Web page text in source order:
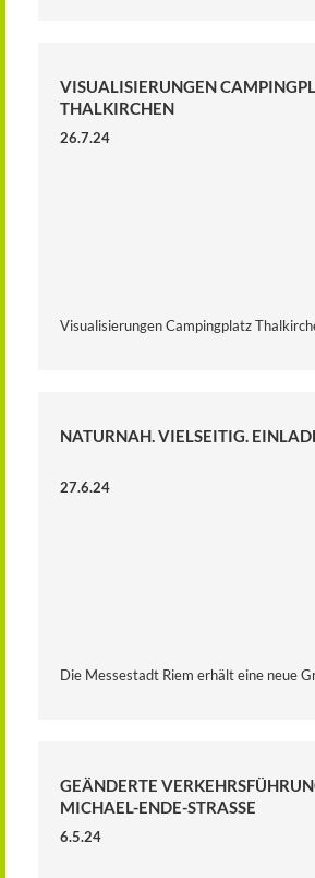
VISUALISIERUNGEN
THALKIRCHEN
26.7.24
Visualisierungen Campingplatz
NATURNAH. VIELSEITIG.
27.6.24
Die Messestadt Riem erhält eine neue
GEÄNDERTE
MICHAEL-ENDE-STRASSE
6.5.24